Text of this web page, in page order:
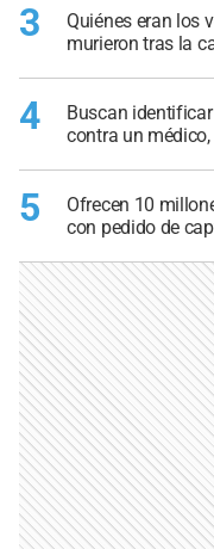
3
Quiénes eran los
murieron tras la
4
Buscan
contra un
5
Ofrecen 10
con pedido de